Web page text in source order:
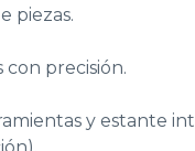
piezas.
precisión.
y estante